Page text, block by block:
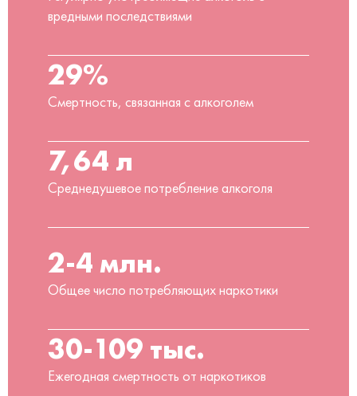
вредными последствиями
29%
Смертность, связанная с алкоголем
7,64 л
Среднедушевое потребление алкоголя
2-4 млн.
Общее число потребляющих наркотики
30-109 тыс.
Ежегодная смертность от наркотиков